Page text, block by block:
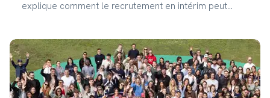
explique comment le recrutement en intérim peut